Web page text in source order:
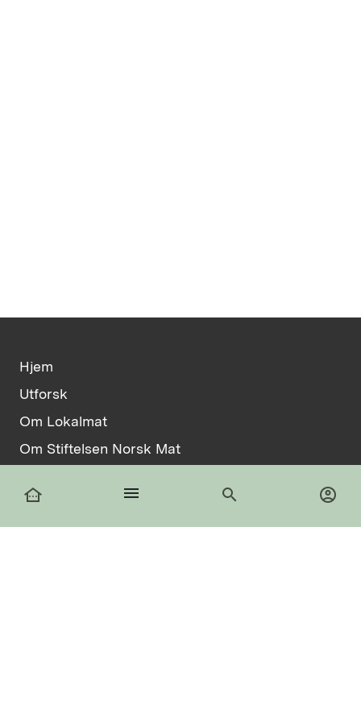
other_houses menu search account_circle
Hjem
Utforsk
Om Lokalmat
Om Stiftelsen Norsk Mat
Informasjonskapsler
facebook